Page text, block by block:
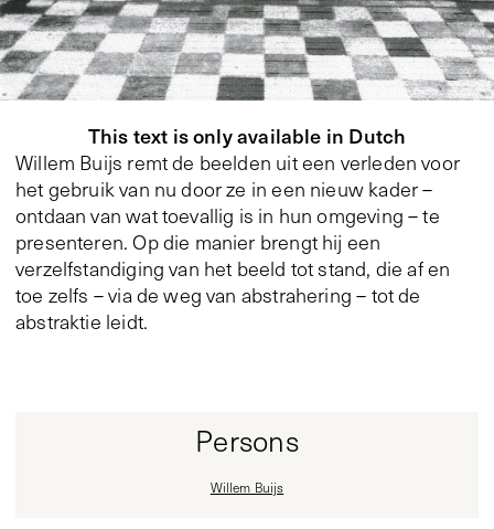
This text is only available in Dutch
Willem Buijs remt de beelden uit een verleden voor
het gebruik van nu door ze in een nieuw kader –
ontdaan van wat toevallig is in hun omgeving – te
presenteren. Op die manier brengt hij een
verzelfstandiging van het beeld tot stand, die af en
toe zelfs – via de weg van abstrahering – tot de
abstraktie leidt.
Persons
Willem Buijs